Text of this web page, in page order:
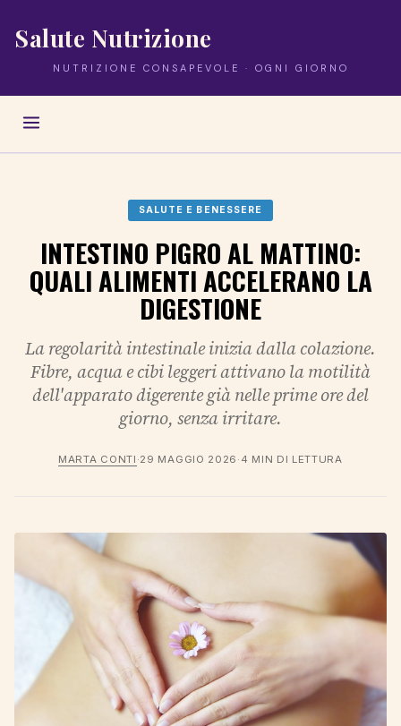
Salute Nutrizione
NUTRIZIONE CONSAPEVOLE · OGNI GIORNO
SALUTE E BENESSERE
INTESTINO PIGRO AL MATTINO:
QUALI ALIMENTI ACCELERANO LA
DIGESTIONE
La regolarità intestinale inizia dalla colazione.
Fibre, acqua e cibi leggeri attivano la motilità
dell'apparato digerente già nelle prime ore del
giorno, senza irritare.
MARTA CONTI ·29 MAGGIO 2026 · 4 MIN DI LETTURA